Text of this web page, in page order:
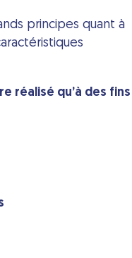
principes quant à
réalisé qu’à des fins